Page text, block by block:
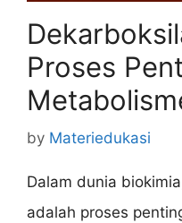
Proses
by Materiedukasi
Dalam dunia
adalah proses